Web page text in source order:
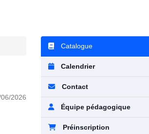
2026
Catalogue
Calendrier
Contact
Équipe pédagogique
Préinscription